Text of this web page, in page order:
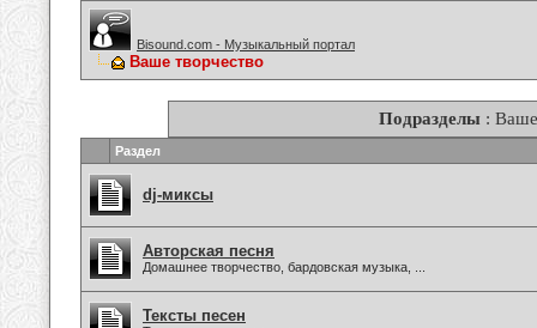
Bisound.com - Музыкальный портал
Ваше творчество
Подразделы :
Раздел
dj-миксы
Авторская песня
Домашнее творчество, бардовская музыка, ...
Тексты песен